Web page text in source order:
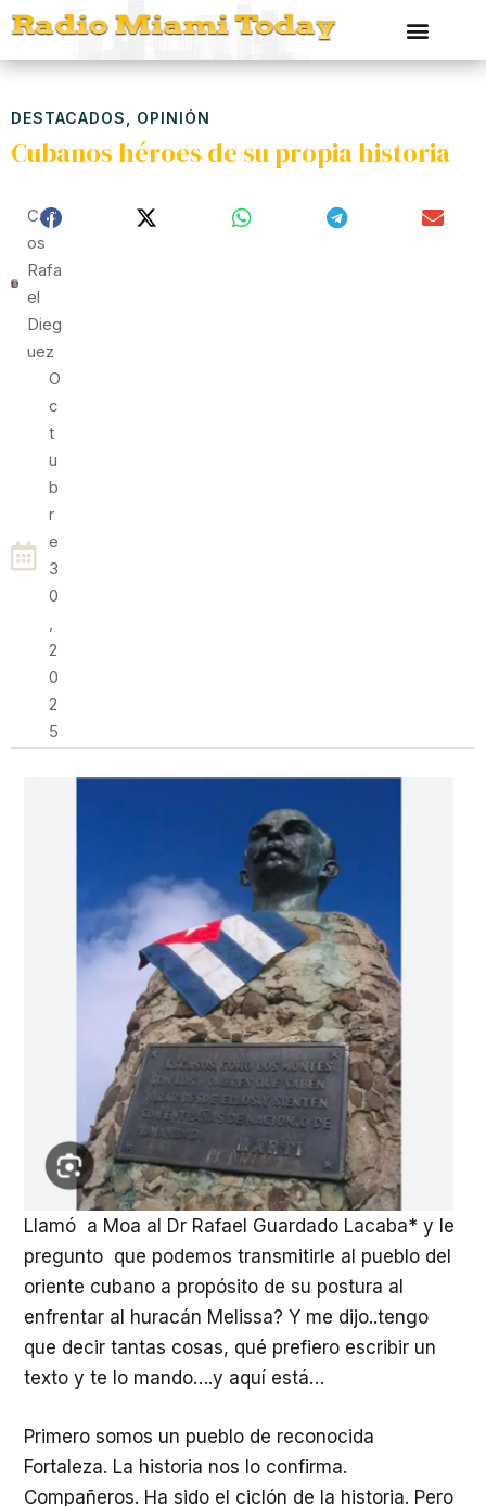
DESTACADOS OPINIÓN
Cubanos héroes de su propia historia
Carl
Os
Rafa
El
Dieg
Uez
O
C
T
U
B
R
E
3
0
,
2
0
2
5
Llamó a Moa al Dr Rafael Guardado Lacaba* y le
pregunto que podemos transmitirle al pueblo del
oriente cubano a propósito de su postura al
enfrentar al huracán Melissa? Y me dijo..tengo
que decir tantas cosas, qué prefiero escribir un
texto y te lo mando….y aquí está…
Primero somos un pueblo de reconocida
Fortaleza. La historia nos lo confirma.
Compañeros. Ha sido el ciclón de la historia. Pero